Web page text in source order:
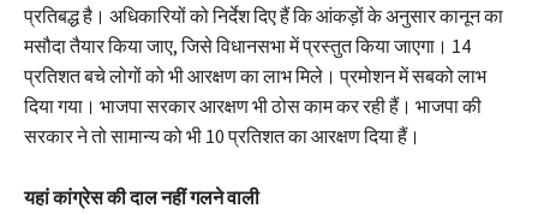
प्रतिबद्ध है। अधिकारियों को निर्देश दिए हैं कि आंकड़ों के अनुसार कानून का
मसौदा तैयार किया जाए, जिसे विधानसभा में प्रस्तुत किया जाएगा। 14
प्रतिशत बचे लोगों को भी आरक्षण का लाभ मिले। प्रमोशन में सबको लाभ
दिया गया। भाजपा सरकार आरक्षण भी ठोस काम कर रही हैं। भाजपा की
सरकार ने तो सामान्य को भी 10 प्रतिशत का आरक्षण दिया हैं।
यहां कांग्रेस की दाल नहीं गलने वाली